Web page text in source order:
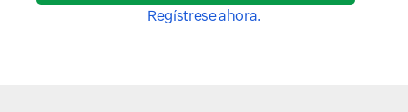
Regístrese ahora.